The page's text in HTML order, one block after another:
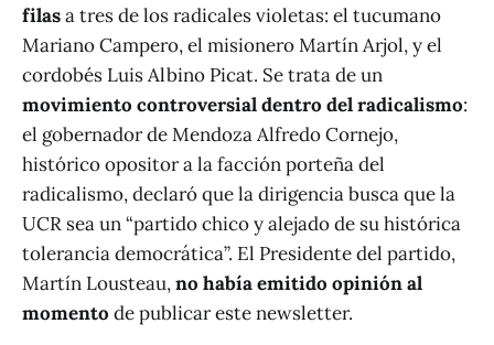
filasa tres de los radicales violetas: el tucumano
Mariano Campero, el misionero Martín Arjol, y el
cordobés Luis Albino Picat. Se trata de un
movimiento controversial dentro del radicalismo:
el gobernador de Mendoza Alfredo Cornejo,
histórico opositor a la facción porteña del
radicalismo, declaró que la dirigencia busca que la
UCR sea un “partido chico y alejado de su histórica
tolerancia democrática”. El Presidente del partido,
Martín Lousteau,no había emitido opinión al
momento de publicar este newsletter.